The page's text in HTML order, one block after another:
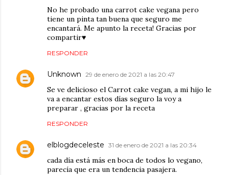
No he probado una carrot cake vegana pero
tiene un pinta tan buena que seguro me
encantará. Me apunto la receta! Gracias por
compartir♥
RESPONDER
Unknown 29 de enero de 2021 a las 20:47
Se ve delicioso el Carrot cake vegan, a mi hijo le
va a encantar estos días seguro la voy a
preparar , gracias por la receta
RESPONDER
elblogdeceleste 31 de enero de 2021 a las 20:34
cada día está más en boca de todos lo vegano,
parecía que era un tendencia pasajera.